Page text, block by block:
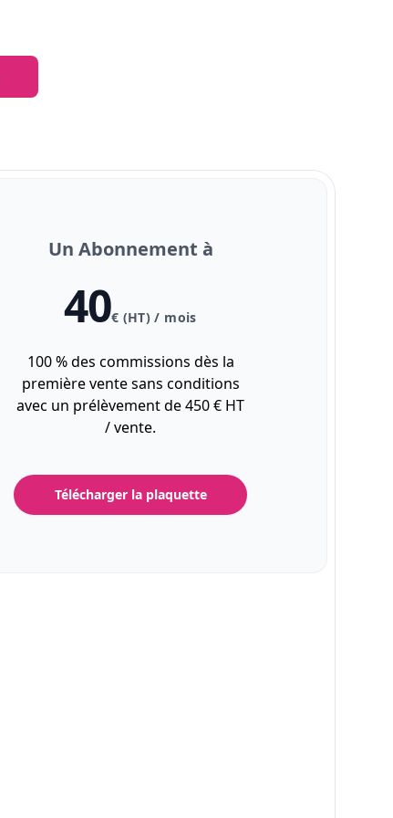
Un Abonnement à
40€ (HT) / mois
100 % des commissions dès la
première vente sans conditions
avec un prélèvement de 450 € HT
/ vente.
Télécharger la plaquette